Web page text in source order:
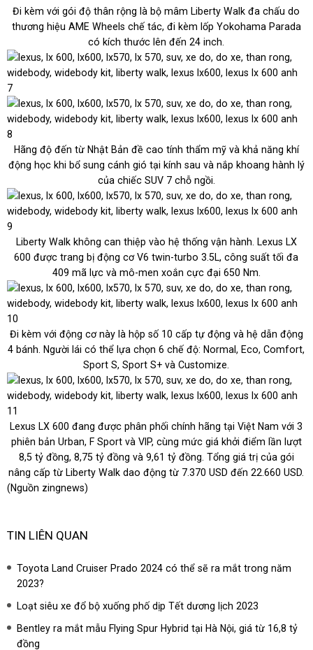
Đi kèm với gói độ thân rộng là bộ mâm Liberty Walk đa chấu do
thương hiệu AME Wheels chế tác, đi kèm lốp Yokohama Parada
có kích thước lên đến 24 inch.
Hãng độ đến từ Nhật Bản đề cao tính thẩm mỹ và khả năng khí
động học khi bổ sung cánh gió tại kính sau và nắp khoang hành lý
của chiếc SUV 7 chỗ ngồi.
Liberty Walk không can thiệp vào hệ thống vận hành. Lexus LX
600 được trang bị động cơ V6 twin-turbo 3.5L, công suất tối đa
409 mã lực và mô-men xoắn cực đại 650 Nm.
Đi kèm với động cơ này là hộp số 10 cấp tự động và hệ dẫn động
4 bánh. Người lái có thể lựa chọn 6 chế độ: Normal, Eco, Comfort,
Sport S, Sport S+ và Customize.
Lexus LX 600 đang được phân phối chính hãng tại Việt Nam với 3
phiên bản Urban, F Sport và VIP, cùng mức giá khởi điểm lần lượt
8,5 tỷ đồng, 8,75 tỷ đồng và 9,61 tỷ đồng . Tổng giá trị của gói
nâng cấp từ Liberty Walk dao động từ 7.370 USD đến22.660 USD
(Nguồn zingnews)
TIN LIÊN QUAN
Toyota Land Cruiser Prado 2024 có thể sẽ ra mắt trong năm
2023?
Loạt siêu xe đổ bộ xuống phố dịp Tết dương lịch 2023
Bentley ra mắt mẫu Flying Spur Hybrid tại Hà Nội, giá từ 16,8 tỷ
đồng